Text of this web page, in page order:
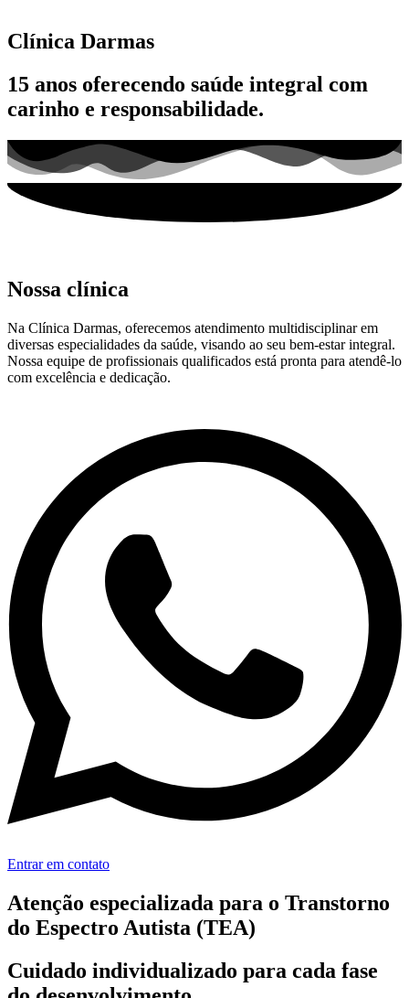
Clínica Darmas
15 anos oferecendo saúde integral com
carinho e responsabilidade.
Nossa clínica
Na Clínica Darmas, oferecemos atendimento multidisciplinar em
diversas especialidades da saúde, visando ao seu bem-estar integral.
Nossa equipe de profissionais qualificados está pronta para atendê-lo
com excelência e dedicação.
Entrar em contato
Atenção especializada para o Transtorno
do Espectro Autista (TEA)
Cuidado individualizado para cada fase